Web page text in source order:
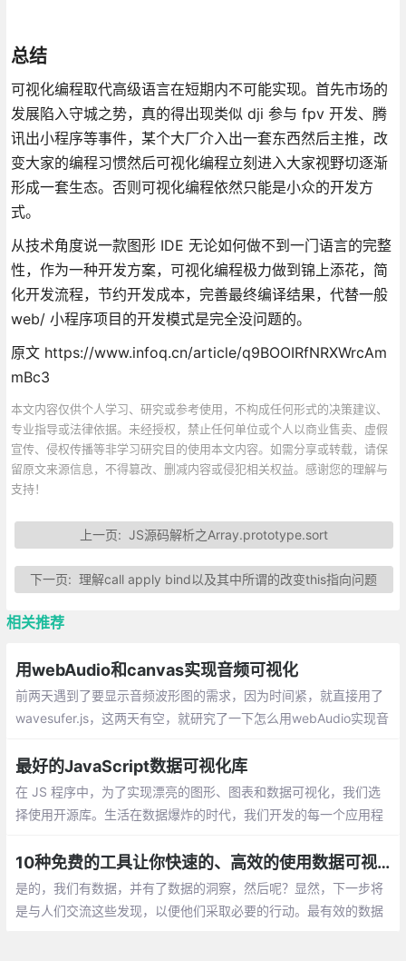
总结
可视化编程取代高级语言在短期内不可能实现。首先市场的
发展陷入守城之势，真的得出现类似 dji 参与 fpv 开发、腾
讯出小程序等事件，某个大厂介入出一套东西然后主推，改
变大家的编程习惯然后可视化编程立刻进入大家视野切逐渐
形成一套生态。否则可视化编程依然只能是小众的开发方
式。
从技术角度说一款图形 IDE 无论如何做不到一门语言的完整
性，作为一种开发方案，可视化编程极力做到锦上添花，简
化开发流程，节约开发成本，完善最终编译结果，代替一般
web/ 小程序项目的开发模式是完全没问题的。
原文 https://www.infoq.cn/article/q9BOOIRfNRXWrcAm
mBc3
本文内容仅供个人学习、研究或参考使用，不构成任何形式的决策建议、
专业指导或法律依据。未经授权，禁止任何单位或个人以商业售卖、虚假
宣传、侵权传播等非学习研究目的使用本文内容。如需分享或转载，请保
留原文来源信息，不得篡改、删减内容或侵犯相关权益。感谢您的理解与
支持！
上一页: JS源码解析之Array.prototype.sort
下一页:理解call apply bind以及其中所谓的改变this指向问题
相关推荐
用webAudio和canvas实现音频可视化
前两天遇到了要显示音频波形图的需求，因为时间紧，就直接用了
wavesufer.js，这两天有空，就研究了一下怎么用webAudio实现音
谱数组
最好的JavaScript数据可视化库
在 JS 程序中，为了实现漂亮的图形、图表和数据可视化，我们选
择使用开源库。生活在数据爆炸的时代，我们开发的每一个应用程
10种免费的工具让你快速的、高效的使用数据可视化
是的，我们有数据，并有了数据的洞察，然后呢？显然，下一步将
是与人们交流这些发现，以便他们采取必要的行动。最有效的数据